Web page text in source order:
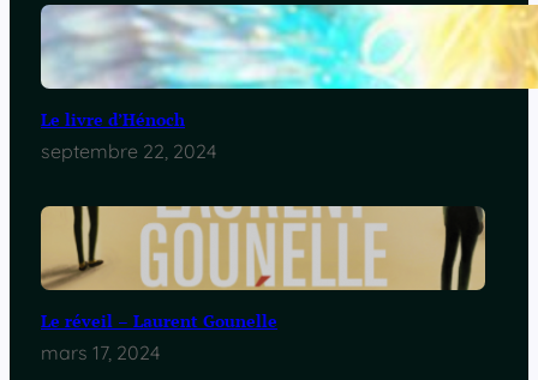
Le livre d’Hénoch
septembre 22, 2024
Le réveil – Laurent Gounelle
mars 17, 2024